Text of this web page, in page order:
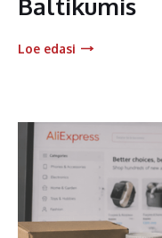
Loe edasi